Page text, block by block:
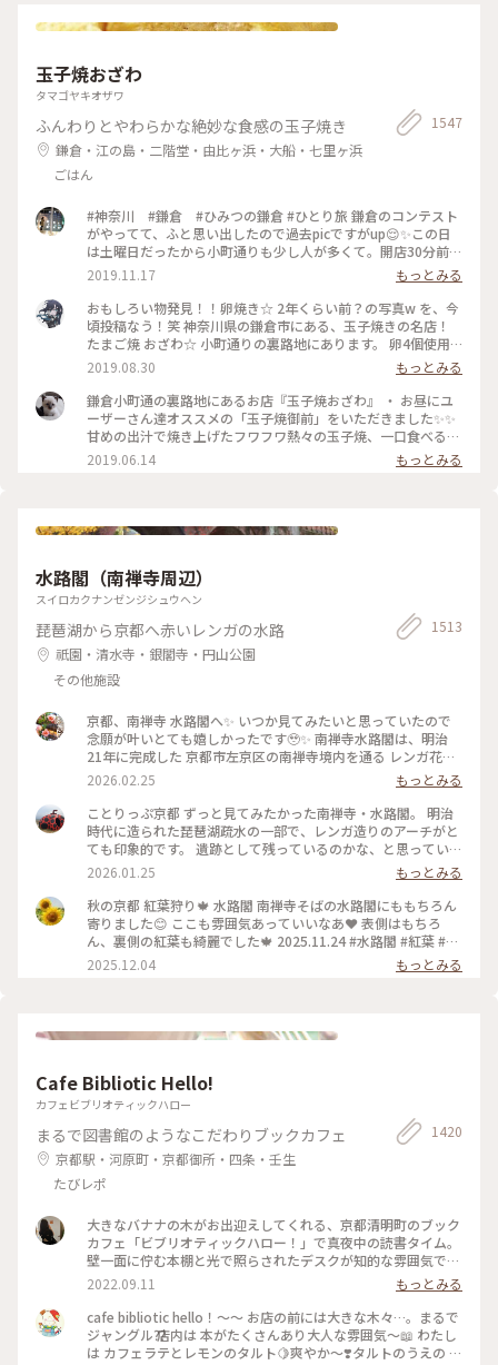
所』 2025年10月18日(土) - 2026年3月15日(日) #金沢21世紀
#SIDECORELivingroadLivingspace/生きている道生きるため
の場所 #ことりっぷと一緒 #金沢 #金沢旅
み、上から覗くプールが見られるようになり急いで見学！ も
わいいラビットチェアや、憧れのアルネ・ヤコブセンデザイン
のアントチェアやスワンチェアに座れたのも満足✨ 女子トイレ
世紀美術館 #美術館 #金沢 #石川 #アートな景色
玉子焼おざわ
タマゴヤキオザワ
ふんわりとやわらかな絶妙な食感の玉子焼き
鎌倉・江の島・二階堂・由比ヶ浜・大船・七里ヶ浜
ごはん
1547
#神奈川 #鎌倉 #ひみつの鎌倉 #ひとり旅 鎌倉のコンテスト
がやってて、ふと思い出したので過去picですがup😌✨この日
は土曜日だったから小町通りも少し人が多くて。開店30分前に
並び始めて、既に前に10人ほどいましたよ〜。運良く1巡目で
入れたので、玉子焼きを注文😎なんともいえない甘さと出汁の
お味と、、、とりあえず美味😂笑！また機会があれば行きたい
なあ。
2019.11.17
もっとみる
おもしろい物発見！！卵焼き☆ 2年くらい前？の写真w を、今
頃投稿なう！笑 神奈川県の鎌倉市にある、玉子焼きの名店！
たまご焼 おざわ☆ 小町通りの裏路地にあります。 卵4個使用
で、砂糖醤油の風味の後に、出汁の風味と旨みが来る感じでし
た！ 口当たりは柔らでした！ 記憶でわ… 開店の11時半前に行
ったのに、長者の列で30分以上待った記憶が… 懐かし～ ま
た、食べに行きたいな～ #神奈川 #鎌倉 #玉子焼き #おざわ #御
膳 #名店 #小町通り #裏 #過去
2019.08.30
もっとみる
鎌倉小町通の裏路地にあるお店『玉子焼おざわ』 ・ お昼にユ
ーザーさん達オススメの「玉子焼御前」をいただきました✨✨
甘めの出汁で焼き上げたフワフワ熱々の玉子焼、一口食べると
旨味がジュワーッと広がります😆 この味は絶対家で再現でき
ない美味しさです🌟 ・ ちなみに、ご飯の上の昆布もいいお
倉 #小町通り
2019.06.14 もっとみる
水路閣（南禅寺周辺）
スイロカクナンゼンジシュウヘン
琵琶湖から京都へ赤いレンガの水路
祇園・清水寺・銀閣寺・円山公園
その他施設
1513
京都、南禅寺 水路閣へ✨ いつか見てみたいと思っていたので
念願が叶いとても嬉しかったです🥹✨ 南禅寺水路閣は、明治
21年に完成した 京都市左京区の南禅寺境内を通る レンガ花崗
岩造りのアーチ型水道橋。 琵琶湖疏水事業の一環として 田辺
朔郎氏が設計しました。 レトロなアーチがとても雰囲気があ
ります✨ 最後の写真は、上から見た写真です😊 帰りは水路横
の道を散策しながら 駅に向かいました👣 #南禅寺水路閣 #京都
#開運旅 #水路閣 #南禅寺
2026.02.25
もっとみる
ことりっぷ京都 ずっと見てみたかった南禅寺・水路閣。 明治
時代に造られた琵琶湖疏水の一部で、レンガ造りのアーチがと
ても印象的です。 遺跡として残っているのかな、と思っていた
のですが水路橋に上がることが出来て、琵琶湖の水が京都に流
れていく水路のすぐ横を歩くことも出来ます。けっこう感動で
した。 #開運旅#京都#南禅寺#水路閣#琵琶湖疏水
2026.01.25
もっとみる
秋の京都 紅葉狩り🍁 水路閣 南禅寺そばの水路閣にももちろん
寄りました😊 ここも雰囲気あっていいなあ❤️ 表側はもちろ
ん、裏側の紅葉も綺麗でした🍁 2025.11.24 #水路閣 #紅葉 #紅
葉狩り #京都 #ことりっぷ #秋の装い
2025.12.04 もっとみる
Cafe Bibliotic Hello!
カフェビブリオティックハロー
まるで図書館のようなこだわりブックカフェ
京都駅・河原町・京都御所・四条・壬生
たびレポ
1420
大きなバナナの木がお出迎えしてくれる、京都清明町のブック
カフェ「ビブリオティックハロー！」で真夜中の読書タイム。
壁一面に佇む本棚と光で照らされたデスクが知的な雰囲気で、
これぞ大人カフェでした。2階に貫けている本棚を見に行く
と、ちょっとスケスケの渡り廊下でスリリング。スイーツもド
リンクも美味しくて、夜遅くまでやっているのも嬉しくて。。
これは出張の度に立ち寄りそうです。築150年以上の町屋をリ
ノベしたというところも見応えあり。観光というよりも、ロー
2022.09.11
もっとみる
cafe bibliotic hello！〜〜 お店の前には大きな木々…。まるで
ジャングル⁇ 店内は 本がたくさんあり大人な雰囲気〜📖 わたし
は カフェラテとレモンのタルト🍋爽やか〜❣️タルトのうえの レ